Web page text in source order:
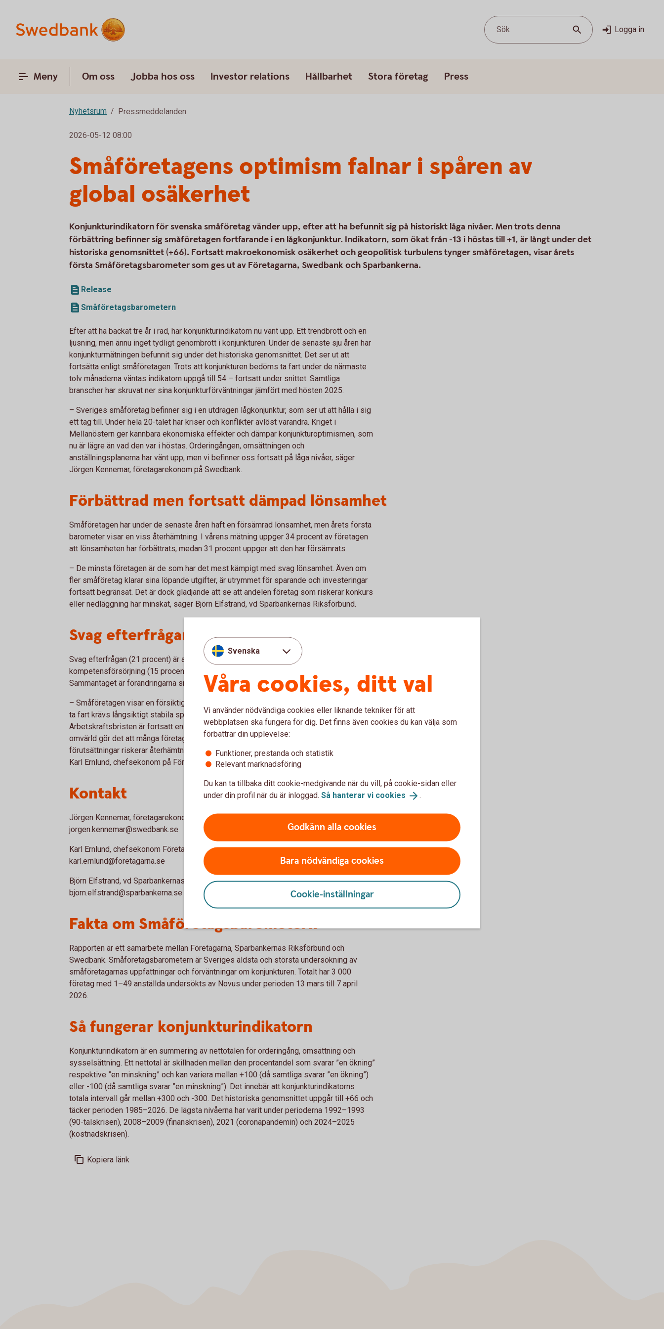
Sök Logga in
Meny Om oss Jobba hos oss Investor relations Hållbarhet Stora företag Press
Nyhetsrum Pressmeddelanden
2026-05-12 08:00
Småföretagens optimism falnar i spåren av
global osäkerhet
Konjunkturindikatorn för svenska småföretag vänder upp, efter att ha befunnit sig på historiskt låga nivåer. Men trots denna
förbättring befinner sig småföretagen fortfarande i en lågkonjunktur. Indikatorn, som ökat från -13 i höstas till +1, är långt under det
historiska genomsnittet (+66). Fortsatt makroekonomisk osäkerhet och geopolitisk turbulens tynger småföretagen, visar årets
första Småföretagsbarometer som ges ut av Företagarna, Swedbank och Sparbankerna.
Release
Småföretagsbarometern
Efter att ha backat tre år i rad, har konjunkturindikatorn nu vänt upp. Ett trendbrott och en
ljusning, men ännu inget tydligt genombrott i konjunkturen. Under de senaste sju åren har
konjunkturmätningen befunnit sig under det historiska genomsnittet. Det ser ut att
fortsätta enligt småföretagen. Trots att konjunkturen bedöms ta fart under de närmaste
tolv månaderna väntas indikatorn uppgå till 54 – fortsatt under snittet. Samtliga
branscher har skruvat ner sina konjunkturförväntningar jämfört med hösten 2025.
– Sveriges småföretag befinner sig i en utdragen lågkonjunktur, som ser ut att hålla i sig
ett tag till. Under hela 20-talet har kriser och konflikter avlöst varandra. Kriget i
Mellanöstern ger kännbara ekonomiska effekter och dämpar konjunkturoptimismen, som
nu är lägre än vad den var i höstas. Orderingången, omsättningen och
anställningsplanerna har vänt upp, men vi befinner oss fortsatt på låga nivåer, säger
Jörgen Kennemar, företagarekonom på Swedbank.
Förbättrad men fortsatt dämpad lönsamhet
Småföretagen har under de senaste åren haft en försämrad lönsamhet, men årets första
barometer visar en viss återhämtning. I vårens mätning uppger 34 procent av företagen
att lönsamheten har förbättrats, medan 31 procent uppger att den har försämrats.
– De minsta företagen är de som har det mest kämpigt med svag lönsamhet. Även om
fler småföretag klarar sina löpande utgifter, är utrymmet för sparande och investeringar
fortsatt begränsat. Det är dock glädjande att se att andelen företag som riskerar konkurs
eller nedläggning har minskat, säger Björn Elfstrand, vd Sparbankernas Riksförbund.
Svag efterfrågan fortsatt största tillväxthindret
Svag efterfrågan (21 procent) är alltjämt det största tillväxthindret. Därefter följer
kompetensförsörjning (15 procent) och politisk oförutsägbarhet (10 procent).
Sammantaget är förändringarna små jämfört med hösten 2025.
– Småföretagen visar en försiktig optimism, men återhämtningen är skör. För att den ska
ta fart krävs långsiktigt stabila spelregler och reformer som faktiskt fungerar i vardagen.
Arbetskraftsbristen är fortsatt en tydlig bromskloss, och tillsammans med en osäker
omvärld gör det att många företag tvekar inför att anställa och investera. Utan rätt
förutsättningar riskerar återhämtningen att stanna av innan den riktigt har tagit fart, säger
Karl Ernlund, chefsekonom på Företagarna.
Kontakt
Jörgen Kennemar, företagarekonom Swedbank, telefon 070-643 83 29, e-post
jorgen.kennemar@swedbank.se
Karl Ernlund, chefsekonom Företagarna, telefon 076-6647775, e-post
karl.ernlund@foretagarna.se
Björn Elfstrand, vd Sparbankernas Riksförbund, telefon 073-840 06 45, e-post
bjorn.elfstrand@sparbankerna.se
Fakta om Småföretagsbarometern
Rapporten är ett samarbete mellan Företagarna, Sparbankernas Riksförbund och
Swedbank. Småföretagsbarometern är Sveriges äldsta och största undersökning av
småföretagarnas uppfattningar och förväntningar om konjunkturen. Totalt har 3 000
företag med 1–49 anställda undersökts av Novus under perioden 13 mars till 7 april
2026.
Så fungerar konjunkturindikatorn
Konjunkturindikatorn är en summering av nettotalen för orderingång, omsättning och
sysselsättning. Ett nettotal är skillnaden mellan den procentandel som svarar ”en ökning”
respektive ”en minskning” och kan variera mellan +100 (då samtliga svarar ”en ökning”)
eller -100 (då samtliga svarar ”en minskning”). Det innebär att konjunkturindikatorns
totala intervall går mellan +300 och -300. Det historiska genomsnittet uppgår till +66 och
täcker perioden 1985–2026. De lägsta nivåerna har varit under perioderna 1992–1993
(90-talskrisen), 2008–2009 (finanskrisen), 2021 (coronapandemin) och 2024–2025
(kostnadskrisen).
Kopiera länk
Svenska
Våra cookies, ditt val
Vi använder nödvändiga cookies eller liknande tekniker för att
webbplatsen ska fungera för dig. Det finns även cookies du kan välja som
förbättrar din upplevelse:
Funktioner, prestanda och statistik
Relevant marknadsföring
Du kan ta tillbaka ditt cookie-medgivande när du vill, på cookie-sidan eller
under din profil när du är inloggad. Så hanterar vi cookies .
Godkänn alla cookies
Bara nödvändiga cookies
Cookie-inställningar